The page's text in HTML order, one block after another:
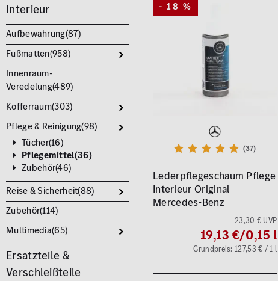
Interieur
Aufbewahrung(87)
Fußmatten(958)
Innenraum-
Veredelung(489)
Kofferraum(303)
Pflege & Reinigung(98)
Tücher(16)
Pflegemittel(36)
Zubehör(46)
Reise & Sicherheit(88)
Zubehör(114)
Multimedia(65)
Ersatzteile &
Verschleißteile
- 18 %
(37)
Lederpflegeschaum Pflege
Interieur Original
Mercedes-Benz
23,30 € UVP
19,13 €/0,15 l
Grundpreis: 127,53 € / 1 l